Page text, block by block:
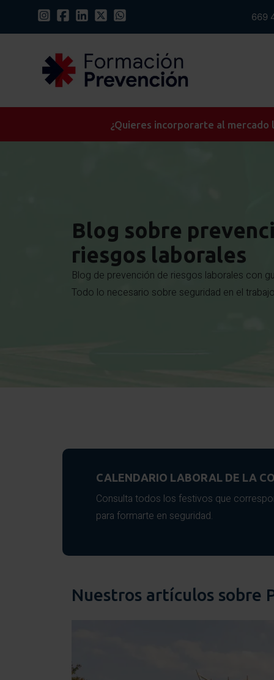
669
¿Quieres incorporarte al
Blog sobre
riesgos laborales
Blog de prevención de riesgos laborales con
Todo lo necesario sobre seguridad en el
CALENDARIO LABORAL DE LA
Consulta todos los festivos que
para formarte en seguridad.
Nuestros artículos sobre